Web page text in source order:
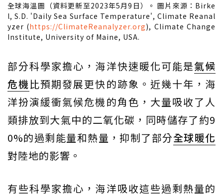
全球海溫圖（資料更新至2023年5月9日）。 圖片來源：Birke
l, S.D. 'Daily Sea Surface Temperature', Climate Reanal
yzer (https://ClimateReanalyzer.org), Climate Change
Institute, University of Maine, USA.
部分科學家擔心，海洋快速暖化可能是氣候
危機比預期發展更快的跡象。近幾十年，海
洋扮演緩衝氣候危機的角色，大量吸收了人
類排放到大氣中的二氧化碳，同時儲存了約9
0%的過剩能量和熱量，抑制了部分全球暖化
對陸地的影響。
有些科學家擔心，海洋吸收這些過剩熱量的